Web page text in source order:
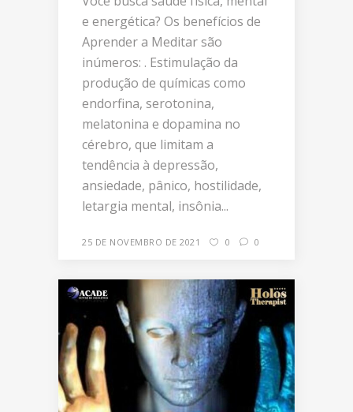
e energética? Os benefícios de
Aprender a Meditar são
inúmeros: . Estimulação da
produção de químicas como
endorfina, serotonina,
melatonina e dopamina no
cérebro, que limitam a
tendência à depressão,
ansiedade, pânico, hostilidade,
letargia mental, insônia...
25 DE NOVEMBRO DE 2021 0 0